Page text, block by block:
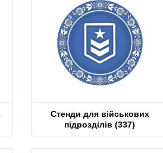
Стенди для військових
підрозділів (337)